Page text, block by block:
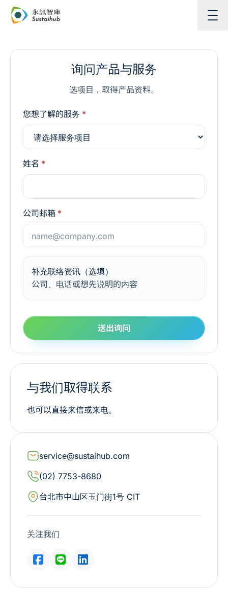
跳至主内容
询问产品与服务
选项目，取得产品资料。
您想了解的服务 *
姓名 *
公司邮箱 *
补充联络资讯（选填）
公司、电话或想先说明的内容
送出询问
与我们取得联系
也可以直接来信或来电。
service@sustaihub.com
(02) 7753-8680
台北市中山区玉门街1号 CIT
关注我们